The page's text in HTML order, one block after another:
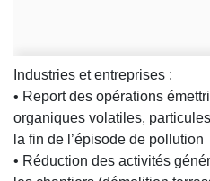
Industries et entreprises :
• Report des opérations
organiques volatiles,
la fin de l’épisode de pollution
• Réduction des activités